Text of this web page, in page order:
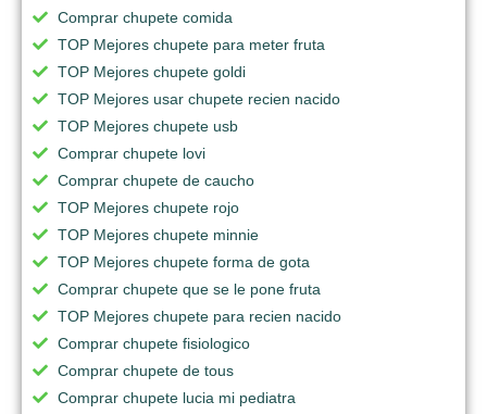
Comprar chupete comida
TOP Mejores chupete para meter fruta
TOP Mejores chupete goldi
TOP Mejores usar chupete recien nacido
TOP Mejores chupete usb
Comprar chupete lovi
Comprar chupete de caucho
TOP Mejores chupete rojo
TOP Mejores chupete minnie
TOP Mejores chupete forma de gota
Comprar chupete que se le pone fruta
TOP Mejores chupete para recien nacido
Comprar chupete fisiologico
Comprar chupete de tous
Comprar chupete lucia mi pediatra